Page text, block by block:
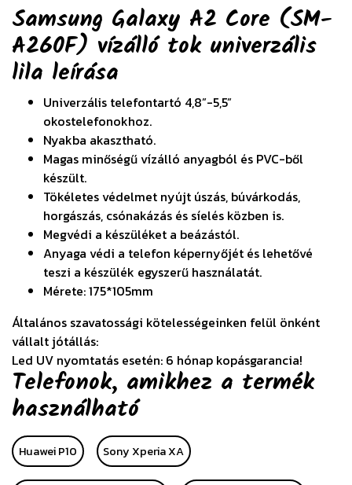
Samsung Galaxy A2 Core (SM-
A260F) vízálló tok univerzális
lila leírása
Univerzális telefontartó 4,8”-5,5”
okostelefonokhoz.
Nyakba akasztható.
Magas minőségű vízálló anyagból és PVC-ből
készült.
Tökéletes védelmet nyújt úszás, búvárkodás,
horgászás, csónakázás és síelés közben is.
Megvédi a készüléket a beázástól.
Anyaga védi a telefon képernyőjét és lehetővé
teszi a készülék egyszerű használatát.
Mérete: 175*105mm
Általános szavatossági kötelességeinken felül önként
vállalt jótállás:
Led UV nyomtatás esetén: 6 hónap kopásgarancia!
Telefonok, amikhez a termék
használható
Huawei P10 Sony Xperia XA